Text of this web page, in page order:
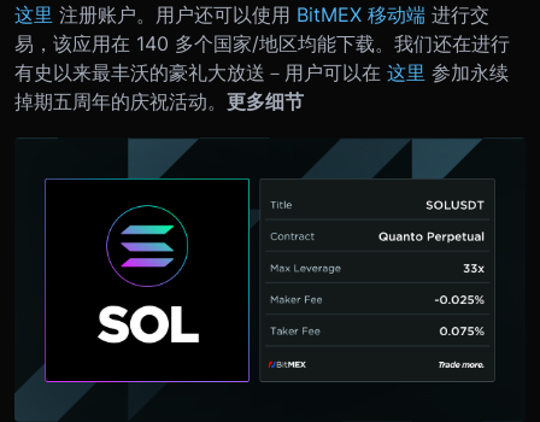
这里 注册账户。用户还可以使用 BitMEX 移动端 进行交
易，该应用在 140 多个国家/地区均能下载。 我们还在进行
有史以来最丰沃的豪礼大放送 － 用户可以在 这里 参加永续
掉期五周年的庆祝活动。 更多细节